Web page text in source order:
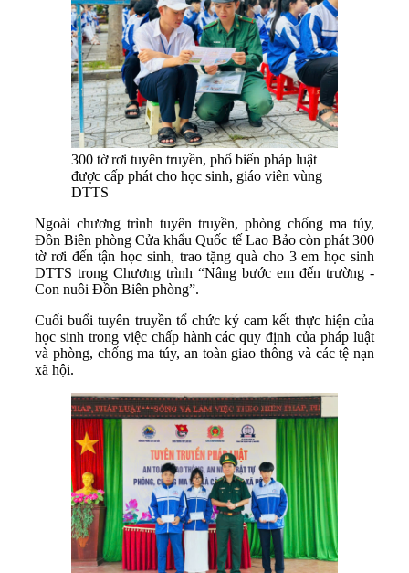
300 tờ rơi tuyên truyền, phổ biến pháp luật
được cấp phát cho học sinh, giáo viên vùng
DTTS
Ngoài chương trình tuyên truyền, phòng chống ma túy,
Đồn Biên phòng Cửa khẩu Quốc tế Lao Bảo còn phát 300
tờ rơi đến tận học sinh, trao tặng quà cho 3 em học sinh
DTTS trong Chương trình “Nâng bước em đến trường -
Con nuôi Đồn Biên phòng”.
Cuối buổi tuyên truyền tổ chức ký cam kết thực hiện của
học sinh trong việc chấp hành các quy định của pháp luật
và phòng, chống ma túy, an toàn giao thông và các tệ nạn
xã hội.